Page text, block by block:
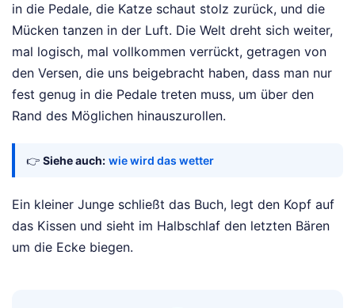
in die Pedale, die Katze schaut stolz zurück, und die
Mücken tanzen in der Luft. Die Welt dreht sich weiter,
mal logisch, mal vollkommen verrückt, getragen von
den Versen, die uns beigebracht haben, dass man nur
fest genug in die Pedale treten muss, um über den
Rand des Möglichen hinauszurollen.
👉 Siehe auch: wie wird das wetter
Ein kleiner Junge schließt das Buch, legt den Kopf auf
das Kissen und sieht im Halbschlaf den letzten Bären
um die Ecke biegen.